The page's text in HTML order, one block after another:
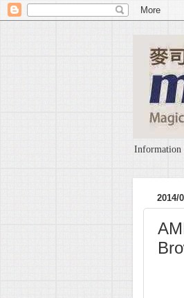
Information
2014/